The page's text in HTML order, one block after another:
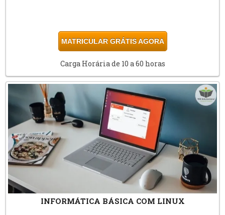
MATRICULAR GRÁTIS AGORA
Carga Horária de 10 a 60 horas
INFORMÁTICA BÁSICA COM LINUX